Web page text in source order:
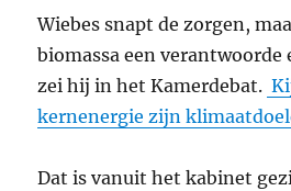
Wiebes snapt de zorgen,
biomassa een verantwoorde
zei hij in het Kamerdebat.
kernenergie zijn
Dat is vanuit het kabinet